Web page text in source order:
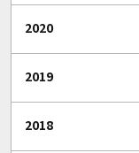
2020
2019
2018